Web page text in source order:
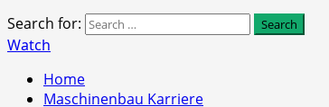
Search for:
Watch
Home
Maschinenbau Karriere